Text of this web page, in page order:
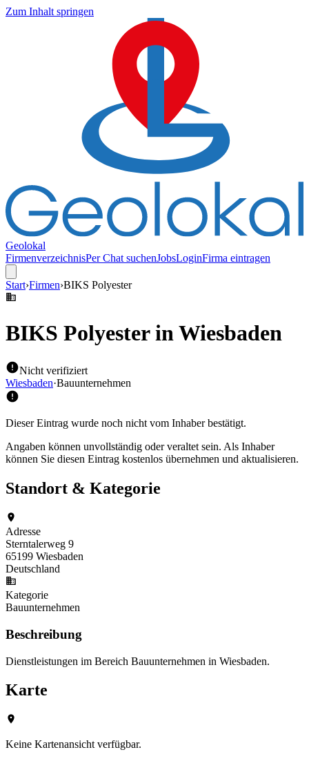
Zum Inhalt springen
Geolokal
FirmenverzeichnisPer Chat suchenJobsLoginFirma eintragen
Start›Firmen›BIKS Polyester
BIKS Polyesterin Wiesbaden
Nicht verifiziert
Wiesbaden·Bauunternehmen
Dieser Eintrag wurde noch nicht vom Inhaber bestätigt.
Angaben können unvollständig oder veraltet sein. Als Inhaber
können Sie diesen Eintrag kostenlos übernehmen und aktualisieren.
Standort & Kategorie
Adresse
Sterntalerweg 9
65199 Wiesbaden
Deutschland
Kategorie
Bauunternehmen
Beschreibung
Dienstleistungen im Bereich Bauunternehmen in Wiesbaden.
Karte
Keine Kartenansicht verfügbar.